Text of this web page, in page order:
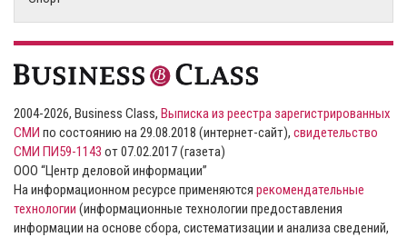
2004-2026, Business Class, Выписка из реестра зарегистрированных
СМИ по состоянию на 29.08.2018 (интернет-сайт), свидетельство
СМИ ПИ59-1143 от 07.02.2017 (газета)
ООО “Центр деловой информации”
На информационном ресурсе применяются рекомендательные
технологии (информационные технологии предоставления
информации на основе сбора, систематизации и анализа сведений,